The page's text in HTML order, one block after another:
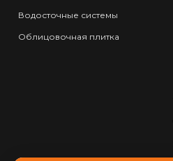
Водосточные системы
Облицовочная плитка